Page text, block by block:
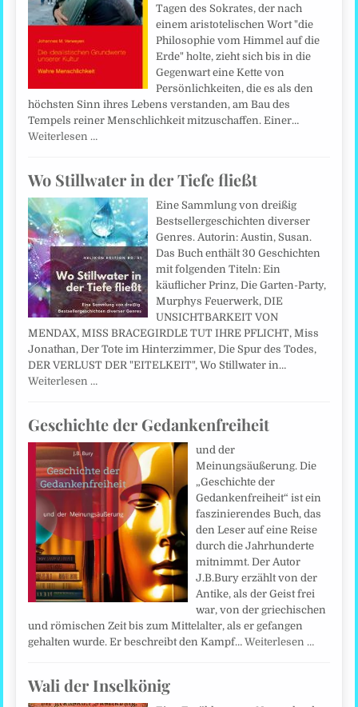
Tagen des Sokrates, der nach
einem aristotelischen Wort "die
Philosophie vom Himmel auf die
Erde" holte, zieht sich bis in die
Gegenwart eine Kette von
Persönlichkeiten, die es als den
höchsten Sinn ihres Lebens verstanden, am Bau des
Tempels reiner Menschlichkeit mitzuschaffen. Einer…
Weiterlesen …
Wo Stillwater in der Tiefe fließt
Eine Sammlung von dreißig
Bestsellergeschichten diverser
Genres. Autorin: Austin, Susan.
Das Buch enthält 30 Geschichten
mit folgenden Titeln: Ein
käuflicher Prinz, Die Garten-Party,
Murphys Feuerwerk, DIE
UNSICHTBARKEIT VON
MENDAX, MISS BRACEGIRDLE TUT IHRE PFLICHT, Miss
Jonathan, Der Tote im Hinterzimmer, Die Spur des Todes,
DER VERLUST DER "EITELKEIT", Wo Stillwater in…
Weiterlesen …
Geschichte der Gedankenfreiheit
und der
Meinungsäußerung. Die
„Geschichte der
Gedankenfreiheit“ ist ein
faszinierendes Buch, das
den Leser auf eine Reise
durch die Jahrhunderte
mitnimmt. Der Autor
J.B.Bury erzählt von der
Antike, als der Geist frei
war, von der griechischen
und römischen Zeit bis zum Mittelalter, als er gefangen
gehalten wurde. Er beschreibt den Kampf…Weiterlesen …
Wali der Inselkönig